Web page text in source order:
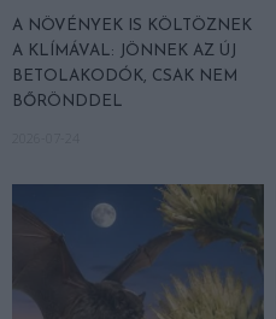
A NÖVÉNYEK IS KÖLTÖZNEK
A KLÍMÁVAL: JÖNNEK AZ ÚJ
BETOLAKODÓK, CSAK NEM
BŐRÖNDDEL